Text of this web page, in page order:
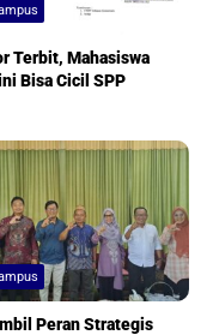
Terbit, Mahasiswa
Bisa Cicil SPP
Peran Strategis